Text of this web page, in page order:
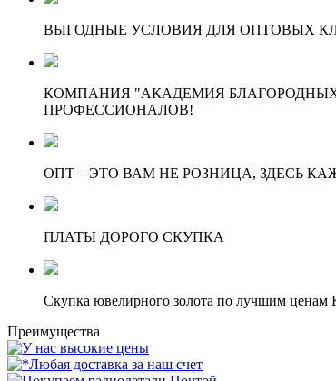
ВЫГОДНЫЕ УСЛОВИЯ ДЛЯ ОПТОВЫХ
КОМПАНИЯ "АКАДЕМИЯ
ПРОФЕССИОНАЛОВ!
ОПТ – ЭТО ВАМ НЕ РОЗНИЦА, ЗДЕСЬ
ПЛАТЫ ДОРОГО СКУПКА
Скупка ювелирного золота по лучшим
Преимущества